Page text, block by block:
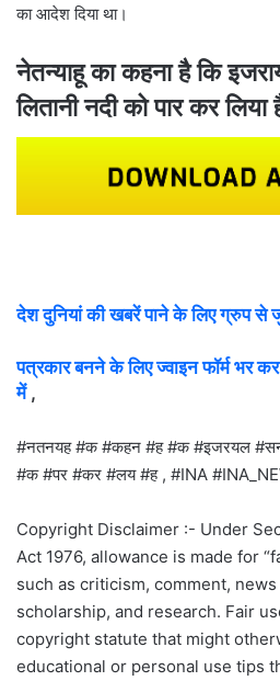
का आदेश दिया था।
नेतन्याहू का कहना है कि
लितानी नदी को पार कर लिया
देश दुनियां की खबरें पाने के लिए ग्रुप से
पत्रकार बनने के लिए ज्वाइन फॉर्म भर
में ,
#नतनयह #क #कहन #ह #क #इजरयल
#क #पर #कर #लय #ह , #INA
Copyright Disclaimer :- Under
Act 1976, allowance is made for
such as criticism, comment,
scholarship, and research. Fair
copyright statute that might
educational or personal use tips